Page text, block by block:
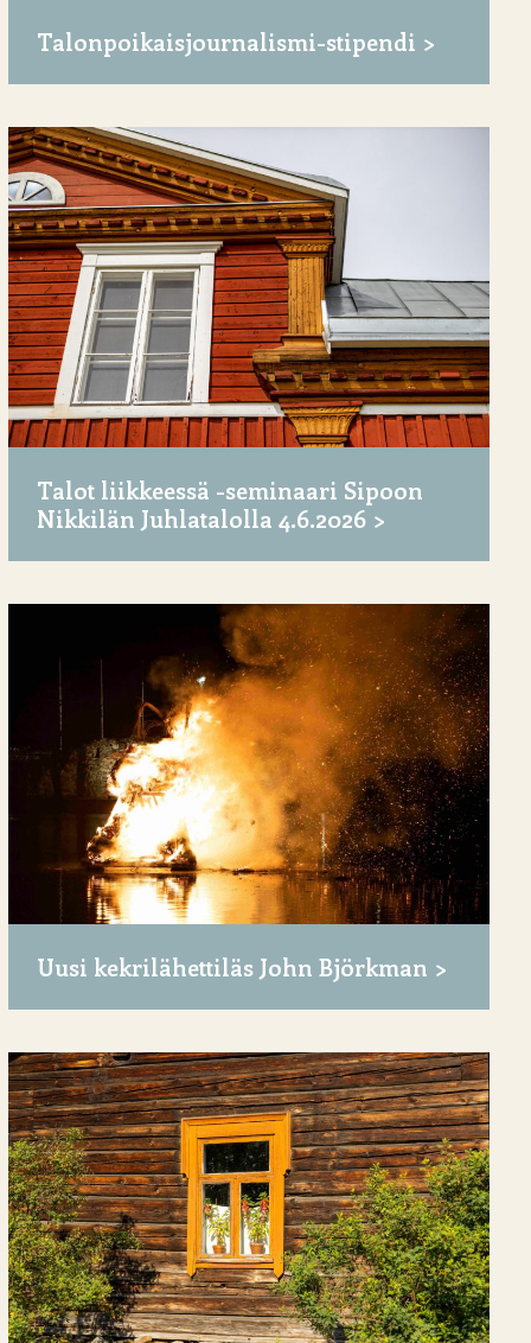
Talonpoikaisjournalismi-stipendi
Talot liikkeessä -seminaari Sipoon
Nikkilän Juhlatalolla 4.6.2026
Uusi kekrilähettiläs John Björkman